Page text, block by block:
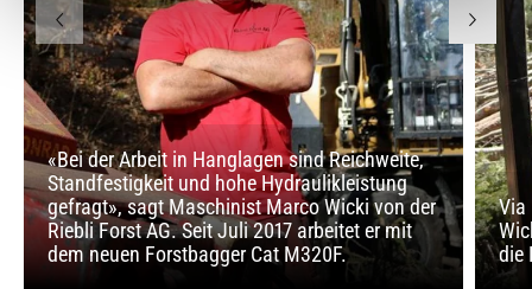
«Bei der Arbeit in Hanglagen sind Reichweite,
Standfestigkeit und hohe Hydraulikleistung
gefragt», sagt Maschinist Marco Wicki von der
Riebli Forst AG. Seit Juli 2017 arbeitet er mit
dem neuen Forstbagger Cat M320F.
Via
die